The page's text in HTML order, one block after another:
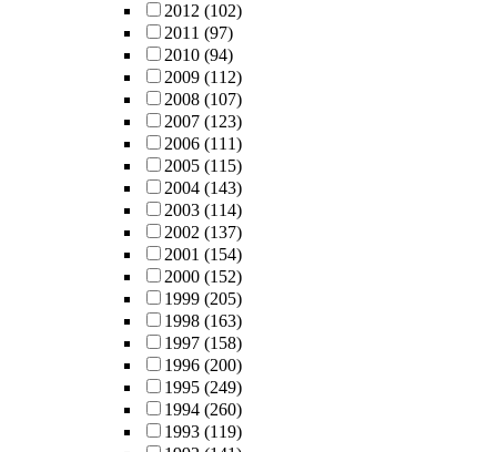
2012 (102)
2011 (97)
2010 (94)
2009 (112)
2008 (107)
2007 (123)
2006 (111)
2005 (115)
2004 (143)
2003 (114)
2002 (137)
2001 (154)
2000 (152)
1999 (205)
1998 (163)
1997 (158)
1996 (200)
1995 (249)
1994 (260)
1993 (119)